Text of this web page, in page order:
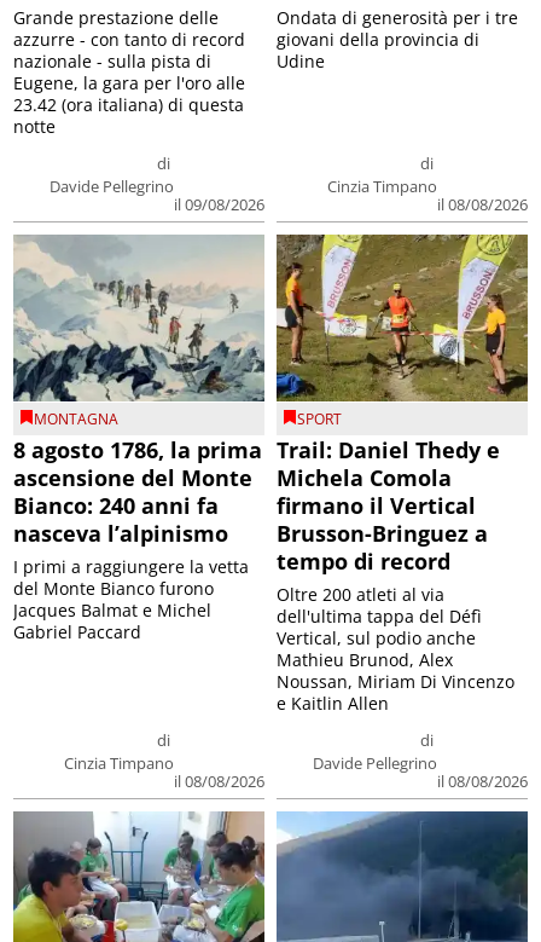
di
Davide Pellegrino
il 09/08/2026
Grande prestazione delle
azzurre - con tanto di record
nazionale - sulla pista di
Eugene, la gara per l'oro alle
23.42 (ora italiana) di questa
notte
di
Cinzia Timpano
il 08/08/2026
Ondata di generosità per i tre
giovani della provincia di
Udine
MONTAGNA
8 agosto 1786, la prima
ascensione del Monte
Bianco: 240 anni fa
nasceva l’alpinismo
di
Cinzia Timpano
il 08/08/2026
I primi a raggiungere la vetta
del Monte Bianco furono
Jacques Balmat e Michel
Gabriel Paccard
SPORT
Trail: Daniel Thedy e
Michela Comola
firmano il Vertical
Brusson-Bringuez a
tempo di record
di
Davide Pellegrino
il 08/08/2026
Oltre 200 atleti al via
dell'ultima tappa del Défì
Vertical, sul podio anche
Mathieu Brunod, Alex
Noussan, Miriam Di Vincenzo
e Kaitlin Allen